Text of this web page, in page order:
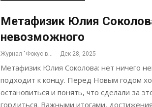
Метафизик Юлия
невозможного
Журнал "Фокус внимания" Дек 28, 2025
Метафизик Юлия Соколова: нет ничего
подходит к концу. Перед Новым годом
остановиться и понять, что сделали за
гордиться. Важными итогами,